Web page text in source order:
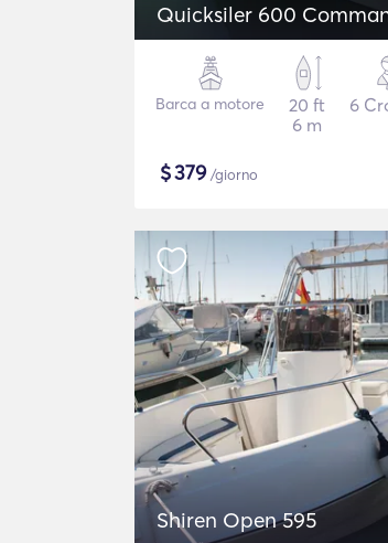
Quicksiler 600
Barca a motore
20 ft
6 m
6
$379/giorno
Shiren Open 595